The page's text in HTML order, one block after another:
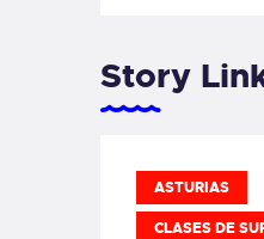
Story
ASTURIAS
CLASES DE